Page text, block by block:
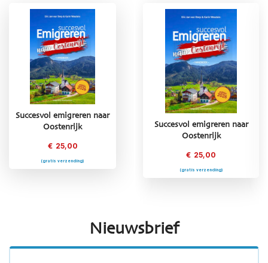
Succesvol emigreren naar
Oostenrijk
€ 25,00
(gratis verzending)
Succesvol emigreren naar
(gratis verzending)
Succesvol emigreren naar
Frankrijk
€ 25,00
(gratis verzending)
Nieuwsbrief